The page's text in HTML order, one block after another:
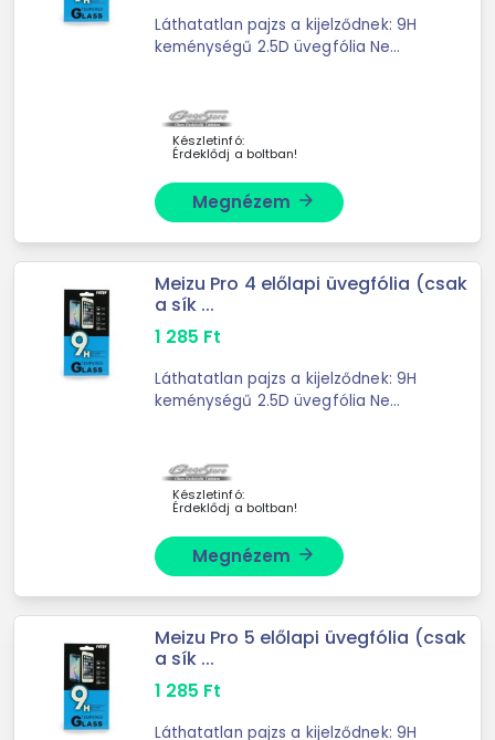
Láthatatlan pajzs a kijelződnek: 9H
keménységű 2.5D üvegfólia Ne
üvegfólia észrevétlenül simul a
Készletinfó:
Érdeklődj a boltban!
Megnézem arrow_forward
Meizu Pro 4 előlapi üvegfólia (csak
a sík ...
1 285 Ft
Láthatatlan pajzs a kijelződnek: 9H
keménységű 2.5D üvegfólia Ne
üvegfólia észrevétlenül simul a
Készletinfó:
Érdeklődj a boltban!
Megnézem arrow_forward
Meizu Pro 5 előlapi üvegfólia (csak
a sík ...
1 285 Ft
Láthatatlan pajzs a kijelződnek: 9H